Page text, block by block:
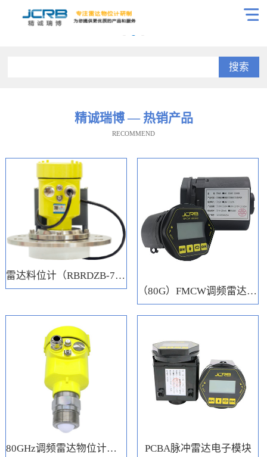
搜索
精诚瑞博 — 热销产品
RECOMMEND
雷达料位计（RBRDZB-71-6-C）
（80G）FMCW调频雷达电子模块
80GHz调频雷达物位计（RBRD71） PCBA脉冲雷达电子模块